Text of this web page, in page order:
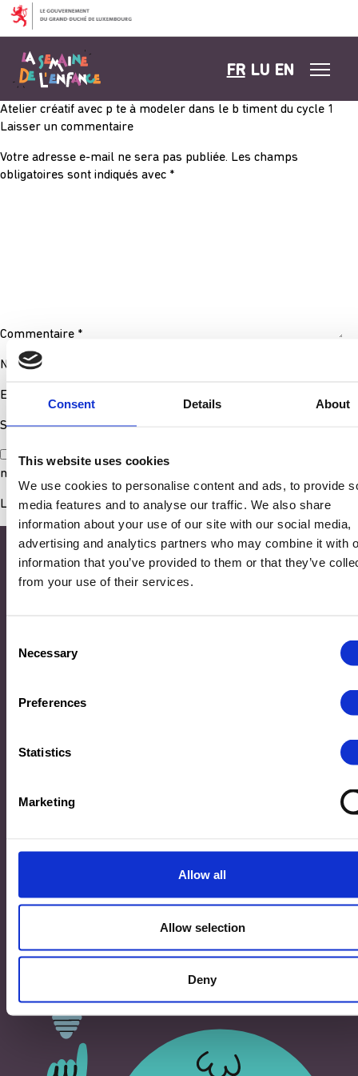
Consent Details About
This website uses cookies
We use cookies to personalise content and ads, to provide
media features and to analyse our traffic. We also share
information about your use of our site with our social media,
advertising and analytics partners who may combine it with
information that you’ve provided to them or that they’ve
from your use of their services.
Selection
Necessary
Preferences
Statistics
Marketing
Allow all
Allow selection
Deny
Aller au contenu
FR LU EN
Atelier créatif avec p te à modeler dans le b timent du cycle 1
Laisser un commentaire
Votre adresse e-mail ne sera pas publiée. Les champs
obligatoires sont indiqués avec *
Commentaire *
Nom*
E-mail
Site web
Enregistrer mon nom, mon e-mail et mon site dans le
navigateur pour mon prochain commentaire.
Adresse
©2026 Ministère de l’Éducation nationale, de l’Enfance